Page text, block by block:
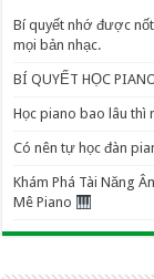
Bí quyết nhớ được
mọi bản nhạc.
BÍ QUYẾT HỌC
Học piano bao lâu thì
Có nên tự học đàn
Khám Phá Tài Năng
Mê Piano